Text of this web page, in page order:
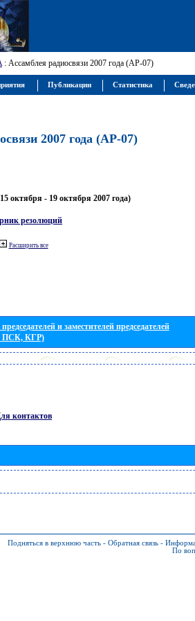
: Ассамблея радиосвязи 2007 года (АР-07)
2007 года (АР-07)
октября - 19 октября 2007 года)
резолюций
Расширить все
и заместителей председателей
ПСК, КГР)
контактов
Подняться в верхнюю часть - Обратная связь -
По
Публикации Статистика